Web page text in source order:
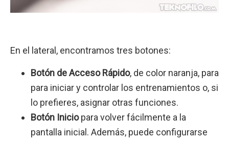
En el lateral, encontramos tres botones:
Botón de Acceso Rápido, de color naranja, para
para iniciar y controlar los entrenamientos o, si
lo prefieres, asignar otras funciones.
Botón Iniciopara volver fácilmente a la
pantalla inicial. Además, puede configurarse